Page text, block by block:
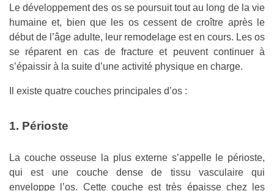
Le développement des os se poursuit tout au long de la vie
humaine et, bien que les os cessent de croître après le
début de l’âge adulte, leur remodelage est en cours. Les os
se réparent en cas de fracture et peuvent continuer à
s’épaissir à la suite d’une activité physique en charge.
Il existe quatre couches principales d’os :
1. Périoste
La couche osseuse la plus externe s’appelle le périoste,
qui est une couche dense de tissu vasculaire qui
enveloppe l’os. Cette couche est très épaisse chez les